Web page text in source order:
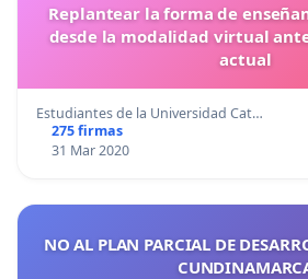
Replantear la forma de
desde la modalidad virtual
actual
Estudiantes de la Universidad Cat…
275 firmas
31 Mar 2020
NO AL PLAN PARCIAL DE